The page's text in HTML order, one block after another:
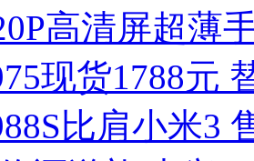
高清屏超薄
现货1788元
比肩小米3